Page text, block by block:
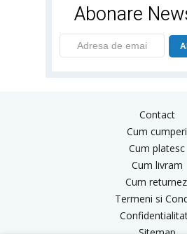
Abonare
Contact
Cum cumperi
Cum platesc
Cum livram
Cum
Termeni si